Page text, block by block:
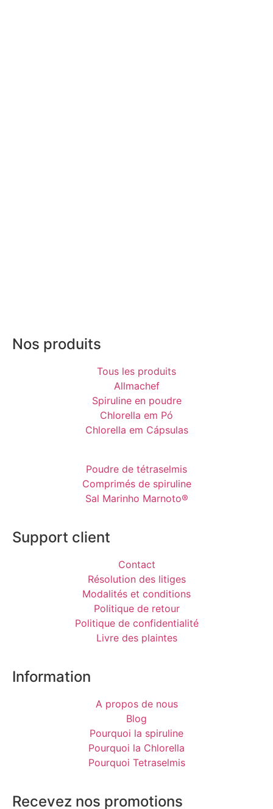
Nos produits
Tous les produits
Allmachef
Spiruline en poudre
Chlorella em Pó
Chlorella em Cápsulas
Poudre de tétraselmis
Comprimés de spiruline
Sal Marinho Marnoto®
Support client
Contact
Résolution des litiges
Modalités et conditions
Politique de retour
Politique de confidentialité
Livre des plaintes
Information
A propos de nous
Blog
Pourquoi la spiruline
Pourquoi la Chlorella
Pourquoi Tetraselmis
Recevez nos promotions